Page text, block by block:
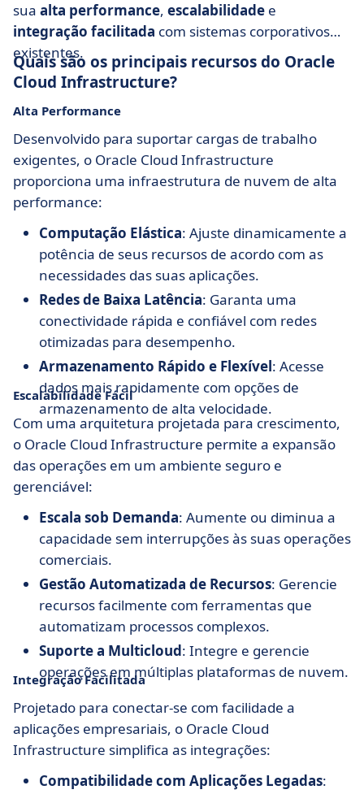
sua alta performance, escalabilidade e
integração facilitada com sistemas corporativos
existentes.
Quais são os principais recursos do Oracle
Cloud Infrastructure?
Alta Performance
Desenvolvido para suportar cargas de trabalho
exigentes, o Oracle Cloud Infrastructure
proporciona uma infraestrutura de nuvem de alta
performance:
Computação Elástica: Ajuste dinamicamente a
potência de seus recursos de acordo com as
necessidades das suas aplicações.
Redes de Baixa Latência: Garanta uma
conectividade rápida e confiável com redes
otimizadas para desempenho.
Armazenamento Rápido e Flexível: Acesse
dados mais rapidamente com opções de
armazenamento de alta velocidade.
Escalabilidade Fácil
Com uma arquitetura projetada para crescimento,
o Oracle Cloud Infrastructure permite a expansão
das operações em um ambiente seguro e
gerenciável:
Escala sob Demanda: Aumente ou diminua a
capacidade sem interrupções às suas operações
comerciais.
Gestão Automatizada de Recursos: Gerencie
recursos facilmente com ferramentas que
automatizam processos complexos.
Suporte a Multicloud: Integre e gerencie
operações em múltiplas plataformas de nuvem.
Integração Facilitada
Projetado para conectar-se com facilidade a
aplicações empresariais, o Oracle Cloud
Infrastructure simplifica as integrações:
Compatibilidade com Aplicações Legadas: